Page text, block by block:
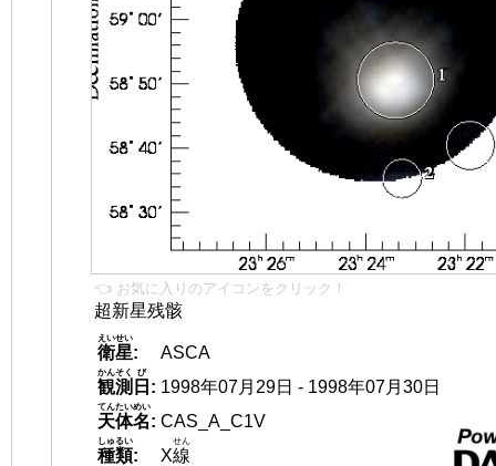
👈 お気に入りのアイコンをクリック！
超新星残骸
衛星
えいせい
:
ASCA
観測
かんそく
日
び
: 1998年07月29日 - 1998年07月30日
天体名
てんたいめい
: CAS_A_C1V
種類
しゅるい
: X線
せん